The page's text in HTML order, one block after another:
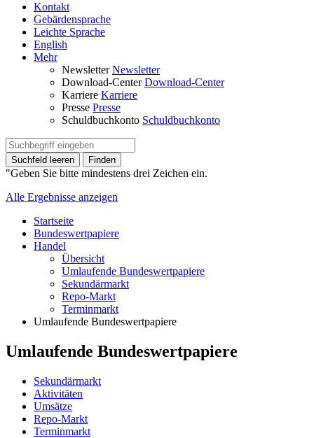
Kontakt
Gebärdensprache
Leichte Sprache
English
Mehr
Newsletter Newsletter
Download-Center Download-Center
Karriere Karriere
Presse Presse
Schuldbuchkonto Schuldbuchkonto
Suchfeld leeren Finden
"Geben Sie bitte mindestens drei Zeichen ein.
Alle Ergebnisse anzeigen
Startseite
Bundeswertpapiere
Handel
Übersicht
Umlaufende Bundeswertpapiere
Sekundärmarkt
Repo-Markt
Terminmarkt
Umlaufende Bundeswertpapiere
Umlaufende Bundeswertpapiere
Sekundärmarkt
Aktivitäten
Umsätze
Repo-Markt
Terminmarkt